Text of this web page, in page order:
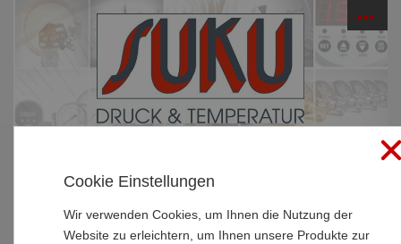
Thermometer
Maschinenthermometer
Cookie Einstellungen
Wir verwenden Cookies, um Ihnen die Nutzung der
Website zu erleichtern, um Ihnen unsere Produkte zur